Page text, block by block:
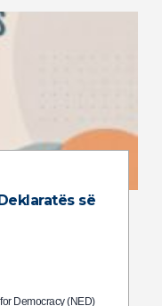
së
Democracy (NED)